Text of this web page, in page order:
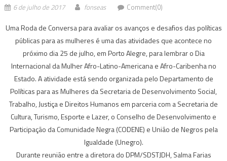
6 de julho de 2017 fonseas Comment(0)
Uma Roda de Conversa para avaliar os avanços e desafios das políticas
públicas para as mulheres é uma das atividades que acontece no
próximo dia 25 de julho, em Porto Alegre, para lembrar o Dia
Internacional da Mulher Afro-Latino-Americana e Afro-Caribenha no
Estado. A atividade está sendo organizada pelo Departamento de
Políticas para as Mulheres da Secretaria de Desenvolvimento Social,
Trabalho, Justiça e Direitos Humanos em parceria com a Secretaria de
Cultura, Turismo, Esporte e Lazer, o Conselho de Desenvolvimento e
Participação da Comunidade Negra (CODENE) e União de Negros pela
Igualdade (Unegro).
Durante reunião entre a diretora do DPM/SDSTJDH, Salma Farias